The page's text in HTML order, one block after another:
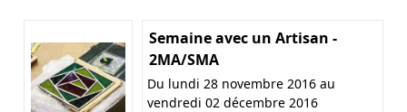
Semaine avec un Artisan -
2MA/SMA
Du lundi 28 novembre 2016 au
vendredi 02 décembre 2016